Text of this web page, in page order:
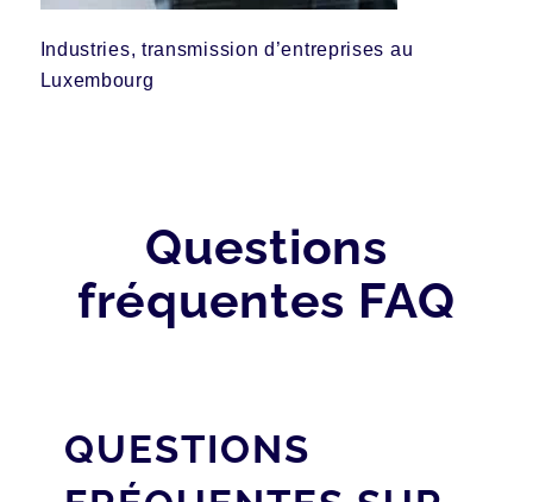
Industries, transmission d’entreprises au
Luxembourg
Questions
fréquentes FAQ
QUESTIONS